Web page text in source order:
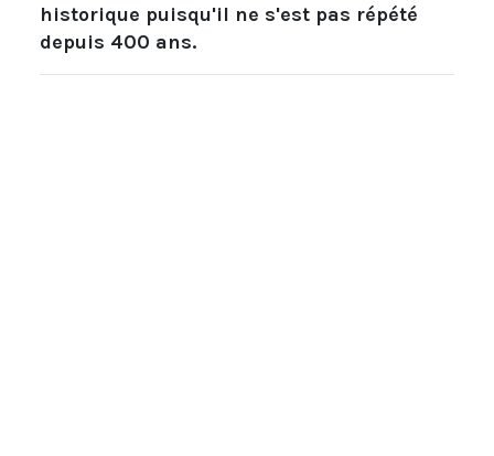
historique puisqu'il ne s'est pas répété
depuis 400 ans.